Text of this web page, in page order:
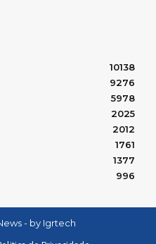
10138
9276
5978
2025
2012
1761
1377
996
- by Igrtech